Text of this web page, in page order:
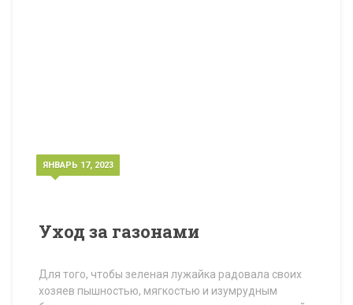
ЯНВАРЬ 17, 2023
Уход за газонами
Для того, чтобы зеленая лужайка радовала своих
хозяев пышностью, мягкостью и изумрудным